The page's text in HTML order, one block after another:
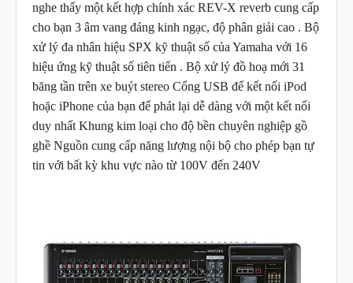
nghe thấy một kết hợp chính xác REV-X reverb cung cấp
cho bạn 3 âm vang đáng kinh ngạc, độ phân giải cao . Bộ
xử lý đa nhân hiệu SPX kỹ thuật số của Yamaha với 16
hiệu ứng kỹ thuật số tiên tiến . Bộ xử lý đồ hoạ mới 31
băng tần trên xe buýt stereo Cổng USB để kết nối iPod
hoặc iPhone của bạn để phát lại dễ dàng với một kết nối
duy nhất Khung kim loại cho độ bền chuyên nghiệp gồ
ghề Nguồn cung cấp năng lượng nội bộ cho phép bạn tự
tin với bất kỳ khu vực nào từ 100V đến 240V